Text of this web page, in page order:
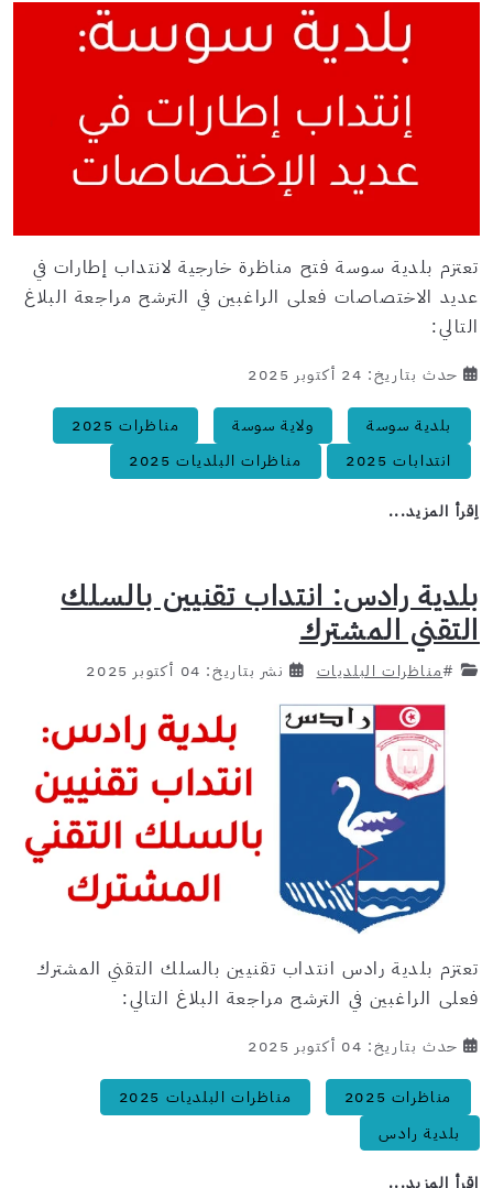
تعتزم بلدية سوسة فتح مناظرة خارجية لانتداب إطارات في
عديد الاختصاصات فعلى الراغبين في الترشح مراجعة البلاغ
التالي:
حدث بتاريخ: 24 أكتوبر 2025
بلدية سوسة ولاية سوسة
مناظرات 2025
انتدابات 2025
مناظرات البلديات 2025
اِقرأ المزيد...
بلدية رادس: انتداب تقنيين بالسلك
التقني المشترك
#مناظرات البلديات نشر بتاريخ: 04 أكتوبر 2025
تعتزم بلدية رادس انتداب تقنيين بالسلك التقني المشترك
فعلى الراغبين في الترشح مراجعة البلاغ التالي:
حدث بتاريخ: 04 أكتوبر 2025
مناظرات 2025
مناظرات البلديات 2025
بلدية رادس
اِقرأ المزيد...